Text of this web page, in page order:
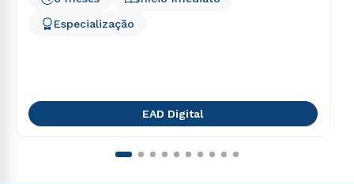
Especialização
EAD Digital